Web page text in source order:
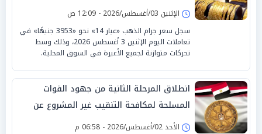
الإثنين 03/أغسطس/2026 - 12:09 ص
سجل سعر جرام الذهب «عيار 14» نحو «3953 جنيهًا» في
تعاملات اليوم الإثنين 3 أغسطس 2026، وذلك وسط
تحركات متوازنة لجميع الأعيرة في السوق المحلية.
انطلاق المرحلة الثانية من جهود القوات
المسلحة لمكافحة التنقيب غير المشروع عن
الذهب
الأحد 02/أغسطس/2026 - 06:58 م